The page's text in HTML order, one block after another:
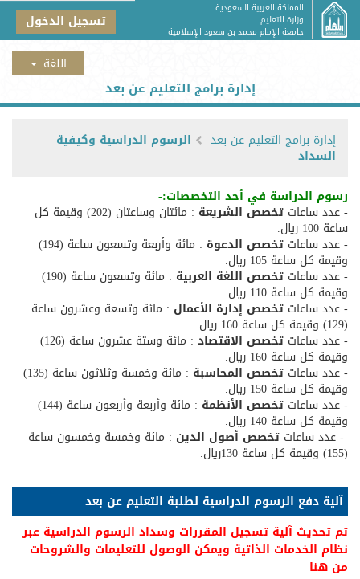
المملكة العربية السعودية
وزارة التعليم
جامعة الإمام محمد بن سعود الإسلامية تسجيل الدخول
إدارة برامج التعليم عن بعد
إدارة برامج التعليم عن بعد الرسوم الدراسية وكيفية
السداد
رسوم الدراسة في أحد التخصصات:-
- عدد ساعات تخصص الشريعة : مائتان وساعتان (202) وقيمة كل
ساعة 100 ريال.
- عدد ساعات تخصص الدعوة : مائة وأربعة وتسعون ساعة (194)
وقيمة كل ساعة 105 ريال.
- عدد ساعات تخصص اللغة العربية : مائة وتسعون ساعة (190)
وقيمة كل ساعة 110 ريال.
- عدد ساعات تخصص إدارة الأعمال : مائة وتسعة وعشرون ساعة
(129) وقيمة كل ساعة 160 ريال.
- عدد ساعات تخصص الاقتصاد : مائة وستة عشرون ساعة (126)
وقيمة كل ساعة 160 ريال.
- عدد ساعات تخصص المحاسبة : مائة وخمسة وثلاثون ساعة (135)
وقيمة كل ساعة 150 ريال.
- عدد ساعات تخصص الأنظمة : مائة وأربعة وأربعون ساعة (144)
وقيمة كل ساعة 140 ريال.
- عدد ساعات تخصص أصول الدين : مائة وخمسة وخمسون ساعة
(155) وقيمة كل ساعة 130ريال.
​​​آلية دفع الرسوم الدراسية لطلبة التعليم عن بعد​​
تم تحديث آلية تسجيل المقررات وسداد الرسوم الدراسية عبر
نظام الخدمات الذاتية ويمكن الوصول للتعليمات والشروحات
من هنا